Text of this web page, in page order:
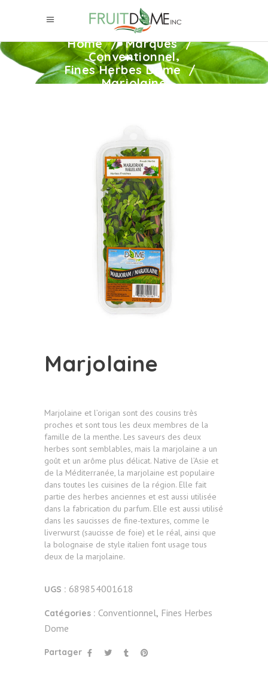
Home/Marques/
Conventionnel,
Fines Herbes Dome/
Marjolaine
Marjolaine
Marjolaine et l’origan sont des cousins très
proches et sont tous les deux membres de la
famille de la menthe. Les saveurs des deux
herbes sont semblables, mais la marjolaine a un
goût et un arôme plus délicat. Native de l’Asie et
de la Méditerranée, la marjolaine est populaire
dans toutes les cuisines de la région. Elle fait
partie des herbes anciennes et est aussi utilisée
dans la fabrication du parfum. Elle est aussi utilisé
dans les saucisses de fine-textures, comme le
liverwurst (saucisse de foie) et le réal, ainsi que
la bolognaise de style italien font usage tous
deux de la marjolaine.
UGS : 689854001618
Catégories : Conventionnel, Fines Herbes
Dome
Partager